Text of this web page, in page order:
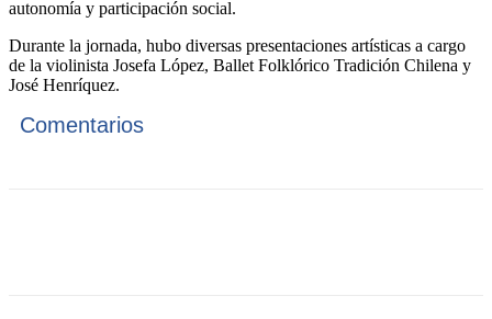
autonomía y participación social.
Durante la jornada, hubo diversas presentaciones artísticas a cargo
de la violinista Josefa López, Ballet Folklórico Tradición Chilena y
José Henríquez.
Comentarios